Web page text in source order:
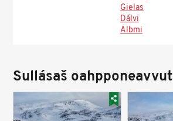
Gielas
Dálvi
Albmi
Sullásaš oahpponeavvut